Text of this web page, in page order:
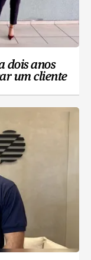
dois anos
um cliente